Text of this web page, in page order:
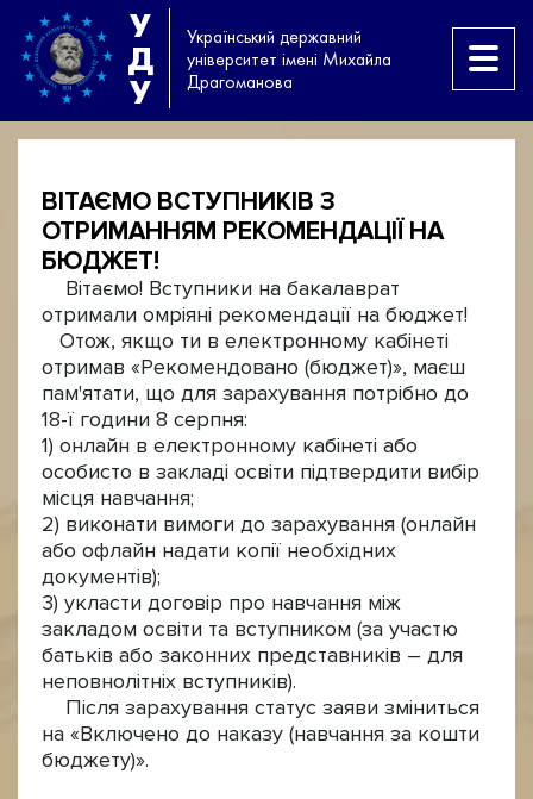
У
Д
У
Український державний
університет імені Михайла
Драгоманова
ВІТАЄМО ВСТУПНИКІВ З
ОТРИМАННЯМ РЕКОМЕНДАЦІЇ НА
БЮДЖЕТ!
Вітаємо! Вступники на бакалаврат
отримали омріяні рекомендації на бюджет!
Отож, якщо ти в електронному кабінеті
отримав «Рекомендовано (бюджет)», маєш
пам'ятати, що для зарахування потрібно до
18-ї години 8 серпня:
1) онлайн в електронному кабінеті або
особисто в закладі освіти підтвердити вибір
місця навчання;
2) виконати вимоги до зарахування (онлайн
або офлайн надати копії необхідних
документів);
3) укласти договір про навчання між
закладом освіти та вступником (за участю
батьків або законних представників – для
неповнолітніх вступників).
Після зарахування статус заяви зміниться
на «Включено до наказу (навчання за кошти
бюджету)».